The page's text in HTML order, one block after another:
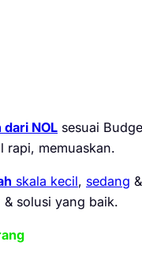
NOL sesuai
rapi, memuaskan.
skala kecil, sedang &
& solusi yang baik.